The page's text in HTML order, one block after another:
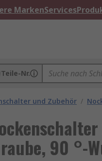
MarkenServices
Teile-Nr.
und Zubehör /
90 °-